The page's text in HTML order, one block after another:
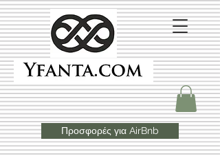
Προσφορές για AirBnb